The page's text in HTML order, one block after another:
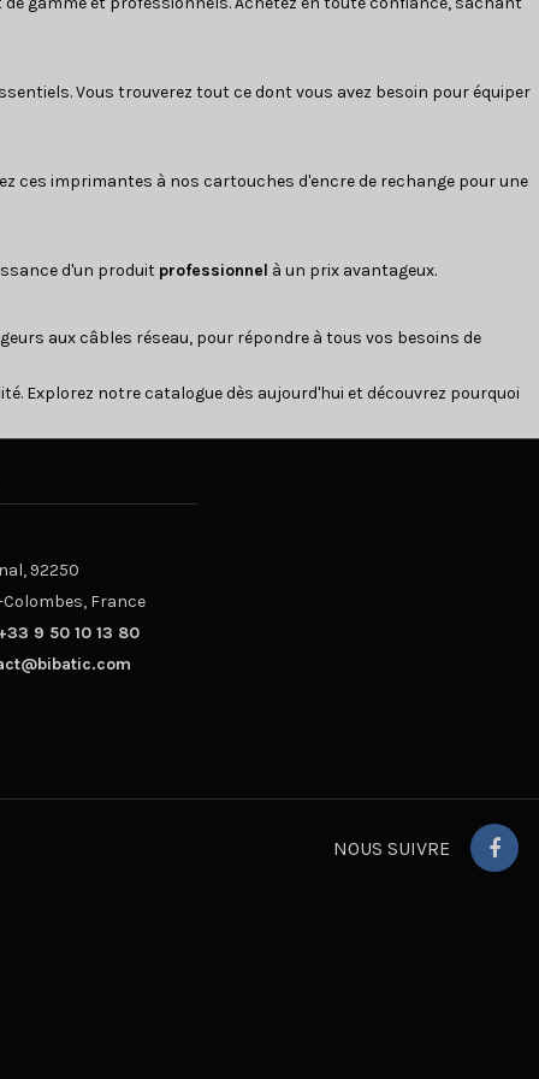
Vous trouverez tout ce dont vous avez besoin pour équiper
ces imprimantes à nos cartouches d'encre de rechange pour une
d'un produit professionnel à un prix avantageux.
aux câbles réseau, pour répondre à tous vos besoins de
Explorez notre catalogue dès aujourd'hui et découvrez pourquoi
92250
Colombes, France
9 50 10 13 80
NOUS SUIVRE